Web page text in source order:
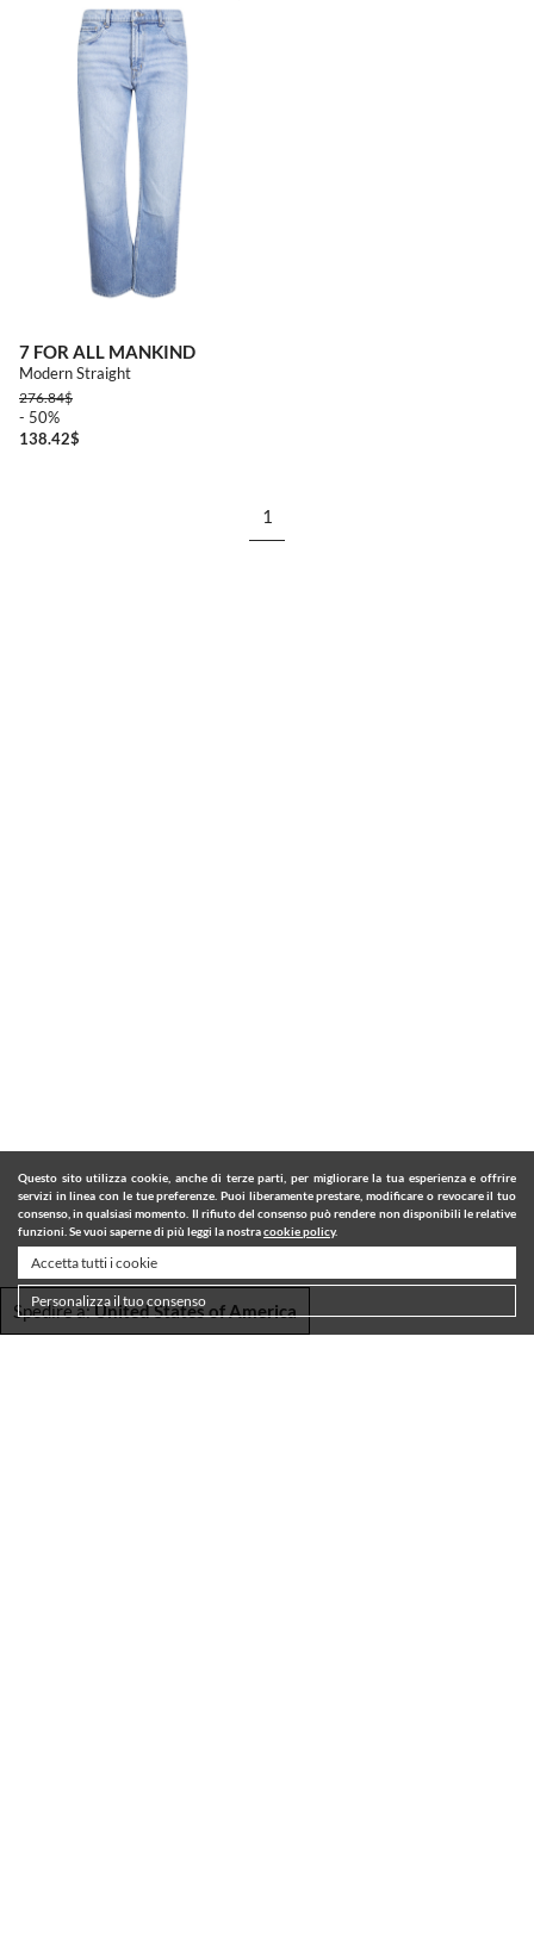
7 FOR ALL MANKIND
Modern Straight
276.84$
- 50%
138.42$
1
Spedire a:United States of America
Questo sito utilizza cookie, anche di terze parti, per migliorare la tua esperienza e offrire
servizi in linea con le tue preferenze. Puoi liberamente prestare, modificare o revocare il tuo
consenso, in qualsiasi momento. Il rifiuto del consenso può rendere non disponibili le relative
funzioni. Se vuoi saperne di più leggi la nostracookie policy.
Accetta tutti i cookie
Personalizza il tuo consenso